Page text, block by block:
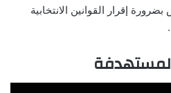
إقرار القوانين الانتخابية